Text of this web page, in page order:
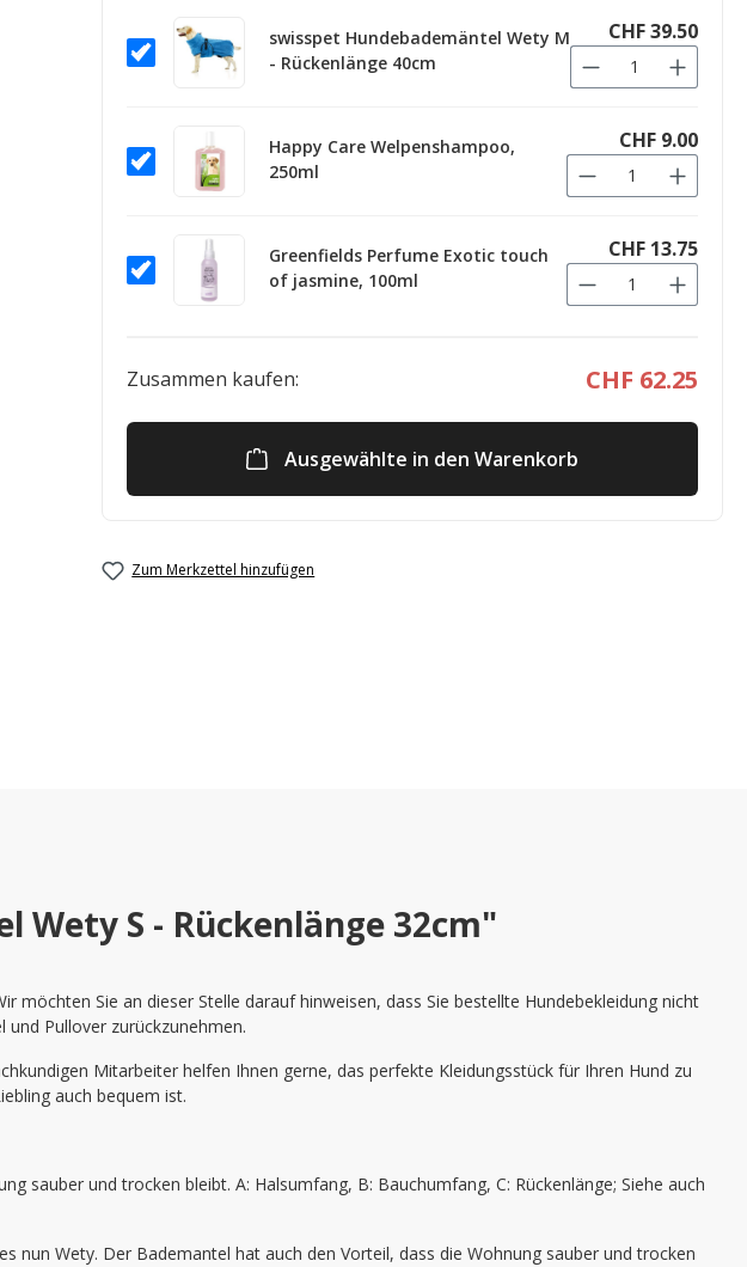
swisspet Hundebademäntel Wety M
- Rückenlänge 40cm
CHF 39.50
Happy Care Welpenshampoo,
250ml
CHF 9.00
Greenfields Perfume Exotic touch
of jasmine, 100ml
CHF 13.75
Zusammen kaufen: CHF 62.25
Ausgewählte in den Warenkorb
Zum Merkzettel hinzufügen
S - Rückenlänge 32cm"
möchten Sie an dieser Stelle darauf hinweisen, dass Sie bestellte Hundebekleidung nicht
Pullover zurückzunehmen.
Mitarbeiter helfen Ihnen gerne, das perfekte Kleidungsstück für Ihren Hund zu
auch bequem ist.
sauber und trocken bleibt. A: Halsumfang, B: Bauchumfang, C: Rückenlänge; Siehe auch
Wety. Der Bademantel hat auch den Vorteil, dass die Wohnung sauber und trocken